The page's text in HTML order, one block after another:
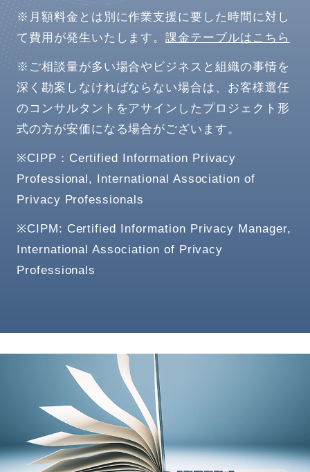
※月額料金とは別に作業支援に要した時間に対し
て費用が発生いたします。課金テーブルはこちら
※ご相談量が多い場合やビジネスと組織の事情を
深く勘案しなければならない場合は、お客様選任
のコンサルタントをアサインしたプロジェクト形
式の方が安価になる場合がございます。
※CIPP：Certified Information Privacy
Professional, International Association of
Privacy Professionals
※CIPM: Certified Information Privacy Manager,
International Association of Privacy
Professionals